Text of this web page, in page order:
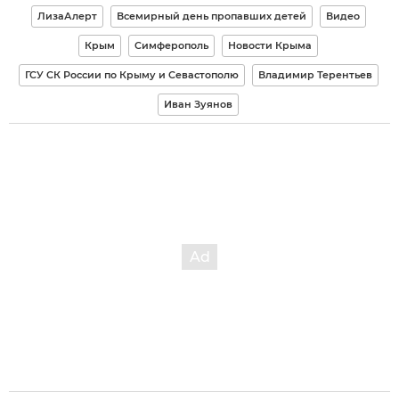
ЛизаАлерт Всемирный день пропавших детей Видео
Крым Симферополь Новости Крыма
ГСУ СК России по Крыму и Севастополю Владимир Терентьев
Иван Зуянов